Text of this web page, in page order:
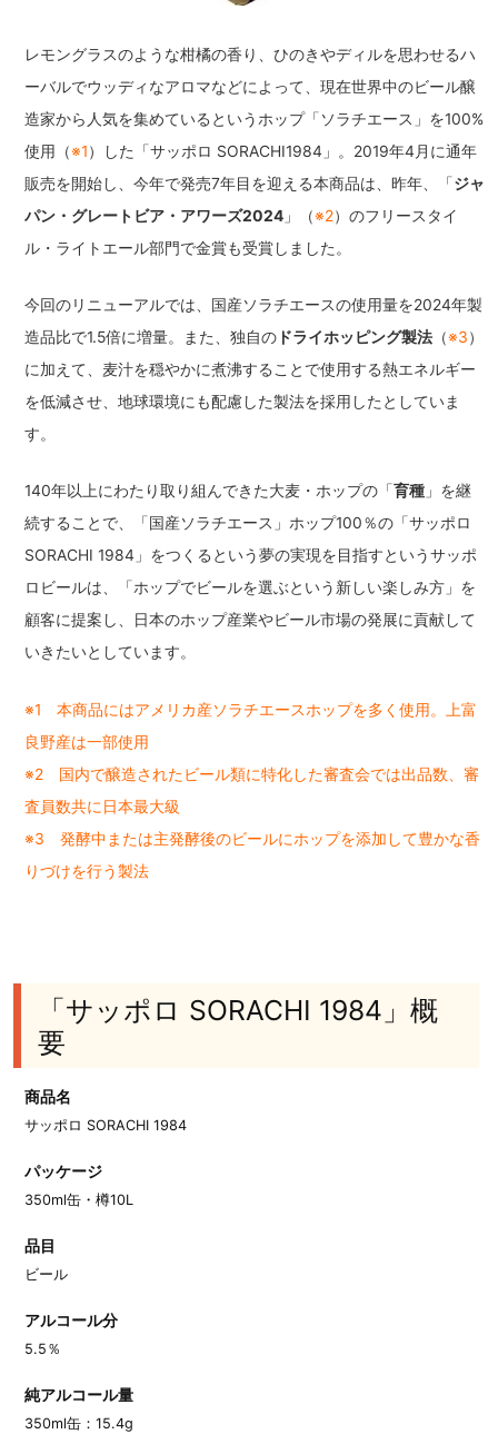
レモングラスのような柑橘の香り、ひのきやディルを思わせるハ
ーバルでウッディなアロマなどによって、現在世界中のビール醸
造家から人気を集めているというホップ「ソラチエース」を100%
使用（※1）した「サッポロ SORACHI1984」。2019年4月に通年
販売を開始し、今年で発売7年目を迎える本商品は、昨年、「ジャ
パン・グレートビア・アワーズ2024 」（※2）のフリースタイ
ル・ライトエール部門で金賞も受賞しました。
今回のリニューアルでは、国産ソラチエースの使用量を2024年製
造品比で1.5倍に増量。また、独自の ドライホッピング製法 （※3）
に加えて、麦汁を穏やかに煮沸することで使用する熱エネルギー
を低減させ、地球環境にも配慮した製法を採用したとしていま
す。
140年以上にわたり取り組んできた大麦・ホップの「育種 」を継
続することで、「国産ソラチエース」ホップ100％の「サッポロ
SORACHI 1984」をつくるという夢の実現を目指すというサッポ
ロビールは、「ホップでビールを選ぶという新しい楽しみ方」を
顧客に提案し、日本のホップ産業やビール市場の発展に貢献して
いきたいとしています。
※1 本商品にはアメリカ産ソラチエースホップを多く使用。上富
良野産は一部使用
※2 国内で醸造されたビール類に特化した審査会では出品数、審
査員数共に日本最大級
※3 発酵中または主発酵後のビールにホップを添加して豊かな香
りづけを行う製法
「サッポロ SORACHI 1984」概
要
商品名
サッポロ SORACHI 1984
パッケージ
350ml缶・樽10L
品目
ビール
アルコール分
5.5％
純アルコール量
350ml缶：15.4g